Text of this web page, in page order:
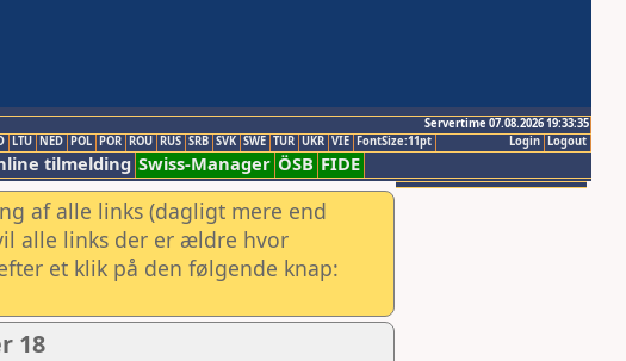
Servertime 07.08.2026 19:33:35
Logout
Login
LTU NED POL POR ROU RUS SRB SVK SWE TUR UKR VIE FontSize:11pt
tilmelding Swiss-Manager ÖSB FIDE
af alle links (dagligt mere end
alle links der er ældre hvor
et klik på den følgende knap:
18